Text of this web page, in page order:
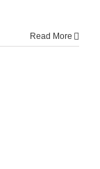
Read More